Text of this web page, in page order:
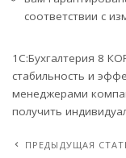
соответствии с
1С:Бухгалтерия 8
стабильность и
менеджерами
получить
ПРЕДЫДУЩАЯ